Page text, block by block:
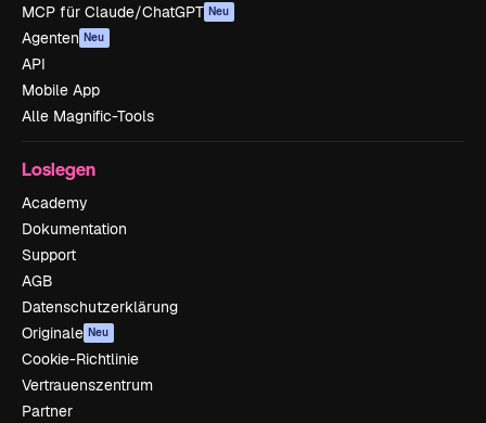
MCP für Claude/ChatGPT Neu
Agenten Neu
API
Mobile App
Alle Magnific-Tools
Loslegen
Academy
Dokumentation
Support
AGB
Datenschutzerklärung
Originale Neu
Cookie-Richtlinie
Vertrauenszentrum
Partner